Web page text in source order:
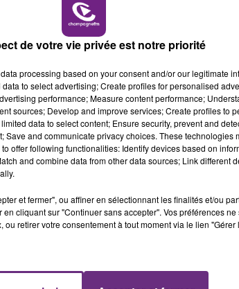
JOUÉCLUB DE REIMS FERME
l'une des institutions du centre-ville
Le magasin JouéClub est contraint de
ses portes.
de votre vie privée est notre priorité
processing based on your consent and/or our legitimate
to select advertising; Create profiles for personalised
performance; Measure content performance;
sources; Develop and improve services; Create profiles to
data to select content; Ensure security, prevent and
Save and communicate privacy choices. These technologies
offer following functionalities: Identify devices based on
and combine data from other data sources; Link different
et fermer", ou affiner en sélectionnant les finalités et/ou
cliquant sur "Continuer sans accepter". Vos préférences
ou retirer votre consentement à tout moment via le lien